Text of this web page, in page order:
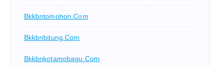
Bkkbntomohon.com
Bkkbnbitung.com
Bkkbnkotamobagu.com